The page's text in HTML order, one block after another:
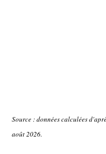
Source : données calculées
août 2026.